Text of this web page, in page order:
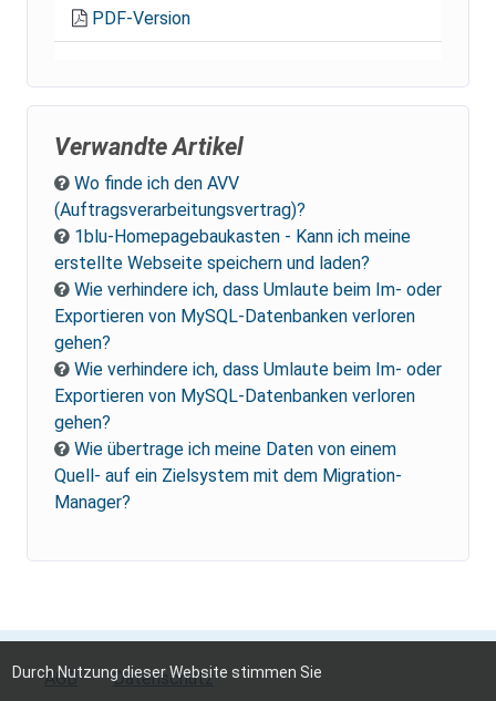
PDF-Version
Verwandte Artikel
Wo finde ich den AVV
(Auftragsverarbeitungsvertrag)?
1blu-Homepagebaukasten - Kann ich meine
erstellte Webseite speichern und laden?
Wie verhindere ich, dass Umlaute beim Im- oder
Exportieren von MySQL-Datenbanken verloren
gehen?
Wie verhindere ich, dass Umlaute beim Im- oder
Exportieren von MySQL-Datenbanken verloren
gehen?
Wie übertrage ich meine Daten von einem
Quell- auf ein Zielsystem mit dem Migration-
Manager?
AGB Datenschutz
Durch Nutzung dieser Website stimmen Sie